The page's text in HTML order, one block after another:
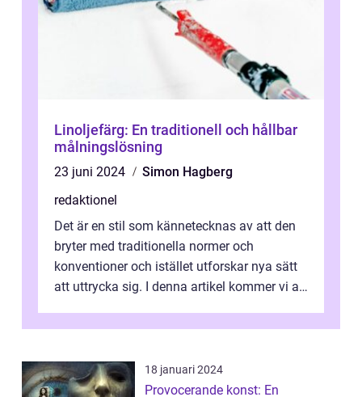
Linoljefärg: En traditionell och hållbar
målningslösning
23 juni 2024
Simon Hagberg
redaktionel
Det är en stil som kännetecknas av att den
bryter med traditionella normer och
konventioner och istället utforskar nya sätt
att uttrycka sig. I denna artikel kommer vi att
18 januari 2024
Provocerande konst: En